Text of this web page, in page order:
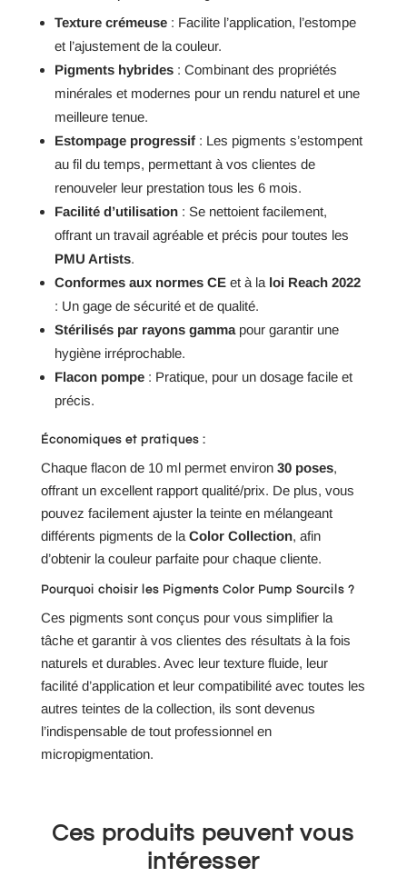
Texture crémeuse: Facilite l’application, l’estompe
et l’ajustement de la couleur.
Pigments hybrides: Combinant des propriétés
minérales et modernes pour un rendu naturel et une
meilleure tenue.
Estompage progressif: Les pigments s’estompent
au fil du temps, permettant à vos clientes de
renouveler leur prestation tous les 6 mois.
Facilité d’utilisation: Se nettoient facilement,
offrant un travail agréable et précis pour toutes les
PMU Artists.
Conformes aux normes CEet à la loi Reach 2022
: Un gage de sécurité et de qualité.
Stérilisés par rayons gammapour garantir une
hygiène irréprochable.
Flacon pompe: Pratique, pour un dosage facile et
précis.
Économiques et pratiques :
Chaque flacon de 10 ml permet environ 30 poses,
offrant un excellent rapport qualité/prix. De plus, vous
pouvez facilement ajuster la teinte en mélangeant
différents pigments de la Color Collection, afin
d’obtenir la couleur parfaite pour chaque cliente.
Pourquoi choisir les Pigments Color Pump Sourcils ?
Ces pigments sont conçus pour vous simplifier la
tâche et garantir à vos clientes des résultats à la fois
naturels et durables. Avec leur texture fluide, leur
facilité d’application et leur compatibilité avec toutes les
autres teintes de la collection, ils sont devenus
l’indispensable de tout professionnel en
micropigmentation.
Ces produits peuvent vous
intéresser